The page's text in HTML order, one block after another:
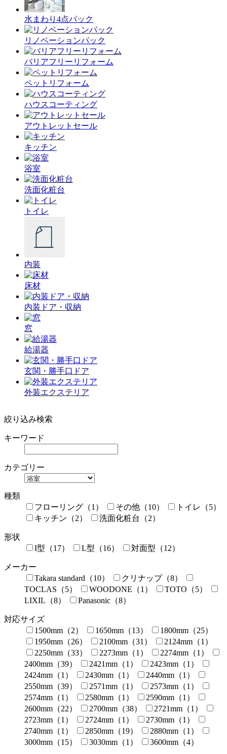
水まわり4点パック
リノベーションパック
バリアフリーリフォーム
ペットリフォーム
ハウスコーティング
アウトレットセール
キッチン
浴室
洗面化粧台
トイレ
内装
床材
内装ドア・収納
窓
給湯器
玄関・勝手口ドア
外装エクステリア
絞り込み検索
キーワード
カテゴリー
種類
フローリング（1）
その他（10）
トイレ（5）
キッチン（2）
洗面化粧台（2）
形状
I型（17）
L型（16） 対面型（12）
メーカー
Takara standard（10）
クリナップ（8）
TOCLAS（5）
WOODONE（1）
TOTO（5）
LIXIL（8）
Panasonic（8）
対応サイズ
1500mm（2）
1650mm（13）
1800mm（25）
1950mm（26）
2100mm（31）
2124mm（1）
2250mm（33）
2273mm（1）
2274mm（1）
2400mm（39）
2421mm（1）
2423mm（1）
2424mm（1）
2430mm（1）
2440mm（1）
2550mm（39）
2571mm（1）
2573mm（1）
2574mm（1）
2580mm（1）
2590mm（1）
2600mm（22）
2700mm（38）
2721mm（1）
2723mm（1）
2724mm（1）
2730mm（1）
2740mm（1）
2850mm（19）
2880mm（1）
3000mm（15）
3030mm（1） 3600mm（4）